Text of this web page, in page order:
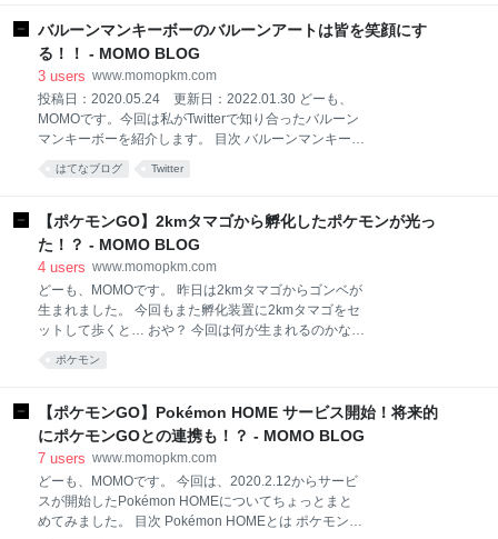
ル登録、高評価、コメントしてもらえると嬉しいで
す） youtu.
【update】駅からの距離別マンホールカードマップ
甲信越・北陸編 【オリジナルイラスト】『くノ一』を
描いてみた！ ちょこっとフィンランド＆クロアチア旅
エイで空中散歩」 「失われた野生」で画像検索すると
「癒し」しかない モーリシャスで『原油流失』 ～
The 'oil spill' in Mauritius ブロック折り紙でFateのあの
キャラを作ったよー 【続】 まるで一軒家！神楽坂での
バルーンマンキーボーのバルーンアートは皆を笑顔にす
る！！ - MOMO BLOG
3 users www.momopkm.com
投稿日：2020.05.24 更新日：2022.01.30 どーも、
MOMOです。今回は私がTwitterで知り合ったバルーン
マンキーボーを紹介します。 目次 バルーンマンキーボ
ーとは バルーンアートが本当にすごい バルーンアート
のツイート まとめ バルーンマンキーボーとは 元大道
出演したことがあるバルーンアーティストです。東日
本大地震の後には、福島復興支援音楽祭”Earth Tuning
フクシマ”に参加して風船で子どもたちを楽しませまし
いした時にも素晴らしいバルーンアートを見せてくだ
さいました。目の前であっという間に風船でいろんな
物を作り出してしまうのです。そのパフォーマンスに
は本当に驚かせられました。 バルーンアートのツイー
はてなブログ Twitter
【ポケモンGO】2kmタマゴから孵化したポケモンが光っ
た！？ - MOMO BLOG
4 users www.momopkm.com
どーも、MOMOです。 昨日は2kmタマゴからゴンベが
生まれました。 今回もまた孵化装置に2kmタマゴをセ
ットして歩くと… おや？ 今回は何が生まれるのかな
とかだったら嬉しいなぁ… ドキドキ… ワクワク… と
ケモンが光った！！ なんと、生まれたのは花飾りを付
けたトゲピーでした！！ 花飾りを付けたポケモンが生
まれる時はこんなアニメーションなんですね！！ 初め
かったです。 蜃気楼の彼方に！トゲピーの楽園！ メデ
ィア: Prime Video 今までに登場した帽子や飾りを付け
たピカチュウはこちらの記事にまとめてあります。 お
ポケモン
【ポケモンGO】Pokémon HOME サービス開始！将来的
にポケモンGOとの連携も！？ - MOMO BLOG
7 users www.momopkm.com
どーも、MOMOです。 今回は、2020.2.12からサービ
スが開始したPokémon HOMEについてちょっとまと
めてみました。 目次 Pokémon HOMEとは ポケモン